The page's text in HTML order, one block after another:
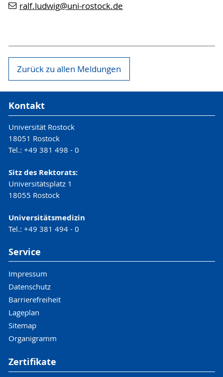
ralf.ludwig@uni-rostock.de
Zurück zu allen Meldungen
Kontakt
Universität Rostock
18051 Rostock
Tel.: +49 381 498 - 0
Sitz des Rektorats:
Universitätsplatz 1
18055 Rostock
Universitätsmedizin
Tel.: +49 381 494 - 0
Service
Impressum
Datenschutz
Barrierefreiheit
Lageplan
Sitemap
Organigramm
Zertifikate